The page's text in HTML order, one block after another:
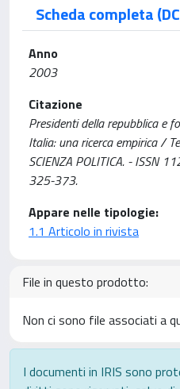
Scheda completa
Anno
2003
Citazione
Presidenti della repubblica e
Italia: una ricerca empirica /
SCIENZA POLITICA. - ISSN
325-373.
Appare nelle tipologie:
1.1 Articolo in rivista
File in questo prodotto:
Non ci sono file associati a
I documenti in IRIS sono